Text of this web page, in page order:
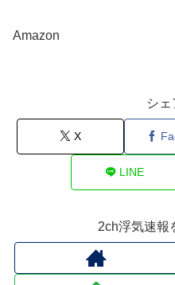
Amazon
シェ
X
LINE
2ch浮気速報